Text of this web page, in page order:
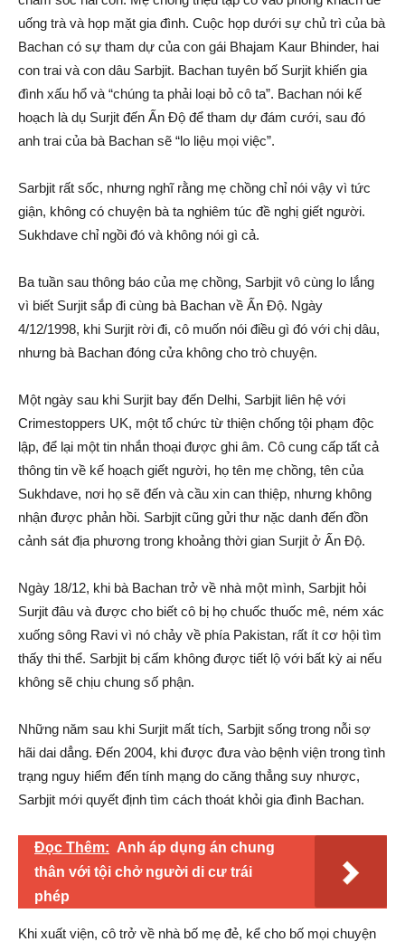
uống trà và họp mặt gia đình. Cuộc họp dưới sự chủ trì của bà
Bachan có sự tham dự của con gái Bhajam Kaur Bhinder, hai
con trai và con dâu Sarbjit. Bachan tuyên bố Surjit khiến gia
đình xấu hổ và “chúng ta phải loại bỏ cô ta”. Bachan nói kế
hoạch là dụ Surjit đến Ấn Độ để tham dự đám cưới, sau đó
anh trai của bà Bachan sẽ “lo liệu mọi việc”.
Sarbjit rất sốc, nhưng nghĩ rằng mẹ chồng chỉ nói vậy vì tức
giận, không có chuyện bà ta nghiêm túc đề nghị giết người.
Sukhdave chỉ ngồi đó và không nói gì cả.
Ba tuần sau thông báo của mẹ chồng, Sarbjit vô cùng lo lắng
vì biết Surjit sắp đi cùng bà Bachan về Ấn Độ. Ngày
4/12/1998, khi Surjit rời đi, cô muốn nói điều gì đó với chị dâu,
nhưng bà Bachan đóng cửa không cho trò chuyện.
Một ngày sau khi Surjit bay đến Delhi, Sarbjit liên hệ với
Crimestoppers UK, một tổ chức từ thiện chống tội phạm độc
lập, để lại một tin nhắn thoại được ghi âm. Cô cung cấp tất cả
thông tin về kế hoạch giết người, họ tên mẹ chồng, tên của
Sukhdave, nơi họ sẽ đến và cầu xin can thiệp, nhưng không
nhận được phản hồi. Sarbjit cũng gửi thư nặc danh đến đồn
cảnh sát địa phương trong khoảng thời gian Surjit ở Ấn Độ.
Ngày 18/12, khi bà Bachan trở về nhà một mình, Sarbjit hỏi
Surjit đâu và được cho biết cô bị họ chuốc thuốc mê, ném xác
xuống sông Ravi vì nó chảy về phía Pakistan, rất ít cơ hội tìm
thấy thi thể. Sarbjit bị cấm không được tiết lộ với bất kỳ ai nếu
không sẽ chịu chung số phận.
Những năm sau khi Surjit mất tích, Sarbjit sống trong nỗi sợ
hãi dai dẳng. Đến 2004, khi được đưa vào bệnh viện trong tình
trạng nguy hiểm đến tính mạng do căng thẳng suy nhược,
Sarbjit mới quyết định tìm cách thoát khỏi gia đình Bachan.
Đọc Thêm: Anh áp dụng án chung
thân với tội chở người di cư trái
phép
Khi xuất viện, cô trở về nhà bố mẹ đẻ, kể cho bố mọi chuyện